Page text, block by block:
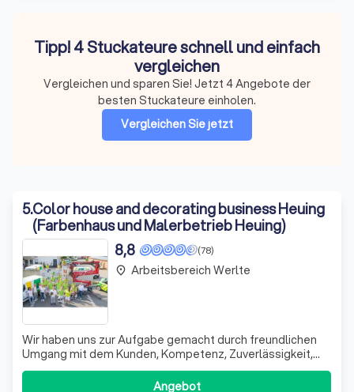
Tipp! 4 Stuckateure schnell und einfach
vergleichen
Vergleichen und sparen Sie! Jetzt 4 Angebote der
besten Stuckateure einholen.
Vergleichen Sie jetzt
5.Color house and decorating business Heuing
(Farbenhaus und Malerbetrieb Heuing)
(78)
8,8
Wir haben uns zur Aufgabe gemacht durch freundlichen
Umgang mit dem Kunden, Kompetenz, Zuverlässigkeit,
Sauberkeit und – ganz wesentlich – Qualität zu
überzeugen. Unser Betrieb wurde 1948 von Malermeister
Angebot
place Arbeitsbereich Werlte